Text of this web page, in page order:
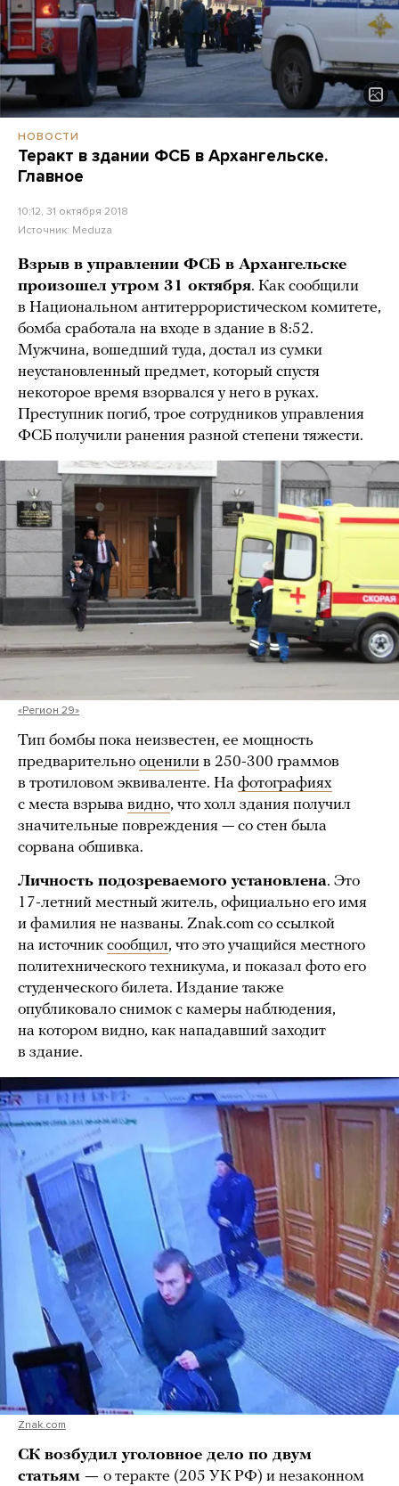
НОВОСТИ
Теракт в здании ФСБ в Архангельске.
Главное
10:12, 31 октября 2018
Источник: Meduza
Взрыв в управлении ФСБ в Архангельске
произошел утром 31 октября. Как сообщили
в Национальном антитеррористическом комитете,
бомба сработала на входе в здание в 8:52.
Мужчина, вошедший туда, достал из сумки
неустановленный предмет, который спустя
некоторое время взорвался у него в руках.
Преступник погиб, трое сотрудников управления
ФСБ получили ранения разной степени тяжести.
«Регион 29»
Тип бомбы пока неизвестен, ее мощность
предварительно оценили в 250-300 граммов
в тротиловом эквиваленте. На фотографиях
с места взрыва видно, что холл здания получил
значительные повреждения — со стен была
сорвана обшивка.
Личность подозреваемого установлена. Это
17-летний местный житель, официально его имя
и фамилия не названы. Znak.com со ссылкой
на источник сообщил, что это учащийся местного
политехнического техникума, и показал фото его
студенческого билета. Издание также
опубликовало снимок с камеры наблюдения,
на котором видно, как нападавший заходит
в здание.
Znak.com
СК возбудил уголовное дело по двум
статьям — о теракте (205 УК РФ) и незаконном